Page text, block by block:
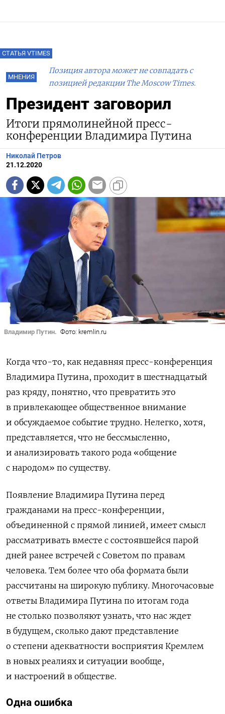
СТАТЬЯ VTIMES
МНЕНИЯ
Позиция автора может не совпадать с
позицией редакции The Moscow Times.
Президент заговорил
Итоги прямолинейной пресс-
конференции Владимира Путина
Николай Петров
21.12.2020
Владимир Путин. Фото: kremlin.ru
Когда что-то, как недавняя пресс-конференция
Владимира Путина, проходит в шестнадцатый
раз кряду, понятно, что превратить это
в привлекающее общественное внимание
и обсуждаемое событие трудно. Нелегко, хотя,
представляется, что не бессмысленно,
и анализировать такого рода «общение
с народом» по существу.
Появление Владимира Путина перед
гражданами на пресс-конференции,
объединенной с прямой линией, имеет смысл
рассматривать вместе c состоявшейся парой
дней ранее встречей с Советом по правам
человека. Тем более что оба формата были
рассчитаны на широкую публику. Многочасовые
ответы Владимира Путина по итогам года
не столько позволяют узнать, что нас ждет
в будущем, сколько дают представление
о степени адекватности восприятия Кремлем
в новых реалиях и ситуации вообще,
и настроений в обществе.
Одна ошибка